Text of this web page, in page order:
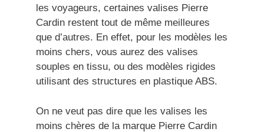
les voyageurs, certaines valises Pierre
Cardin restent tout de même meilleures
que d’autres. En effet, pour les modèles les
moins chers, vous aurez des valises
souples en tissu, ou des modèles rigides
utilisant des structures en plastique ABS.
On ne veut pas dire que les valises les
moins chères de la marque Pierre Cardin